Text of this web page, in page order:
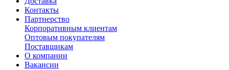
Контакты
Партнерство
Корпоративным клиентам
Оптовым покупателям
Поставщикам
О компании
Вакансии